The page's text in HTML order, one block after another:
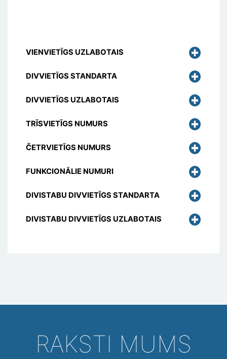
VIENVIETĪGS UZLABOTAIS
DIVVIETĪGS STANDARTA
DIVVIETĪGS UZLABOTAIS
TRĪSVIETĪGS NUMURS
ČETRVIETĪGS NUMURS
FUNKCIONĀLIE NUMURI
DIVISTABU DIVVIETĪGS STANDARTA
DIVISTABU DIVVIETĪGS UZLABOTAIS
RAKSTI MUMS